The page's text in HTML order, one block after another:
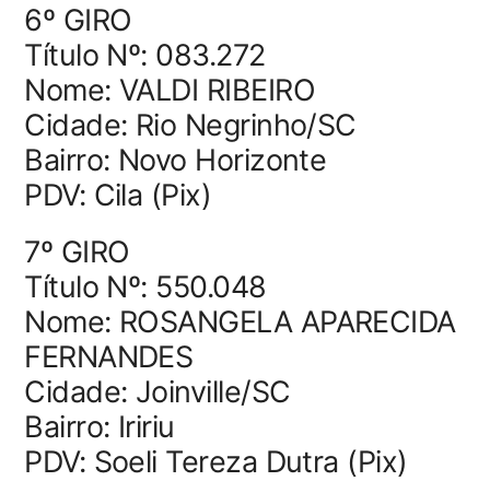
6º GIRO
Título Nº: 083.272
Nome: VALDI RIBEIRO
Cidade: Rio Negrinho/SC
Bairro: Novo Horizonte
PDV: Cila (Pix)
7º GIRO
Título Nº: 550.048
Nome: ROSANGELA APARECIDA
FERNANDES
Cidade: Joinville/SC
Bairro: Iririu
PDV: Soeli Tereza Dutra (Pix)